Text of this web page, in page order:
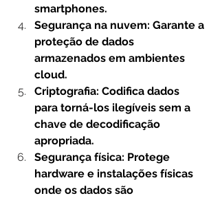
smartphones.
Segurança na nuvem: Garante a
proteção de dados
armazenados em ambientes
cloud.
Criptografia: Codifica dados
para torná-los ilegíveis sem a
chave de decodificação
apropriada.
Segurança física: Protege
hardware e instalações físicas
onde os dados são